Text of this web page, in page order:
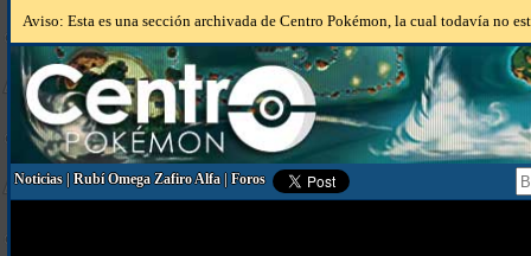
Aviso: Esta es una sección archivada de Centro Pokémon, la cual todavía no
Noticias|Rubí Omega Zafiro Alfa|Foros